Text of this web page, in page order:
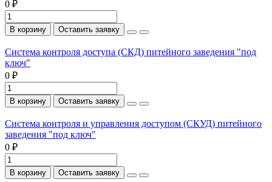
0 ₽
В корзину Оставить заявку
Система контроля доступа (СКД) питейного заведения "под
ключ"
0 ₽
В корзину Оставить заявку
Система контроля и управления доступом (СКУД) питейного
заведения "под ключ"
0 ₽
В корзину Оставить заявку